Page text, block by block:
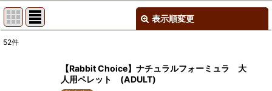
表示順変更
52件
【Rabbit Choice】ナチュラルフォーミュラ 大
人用ペレット (ADULT)